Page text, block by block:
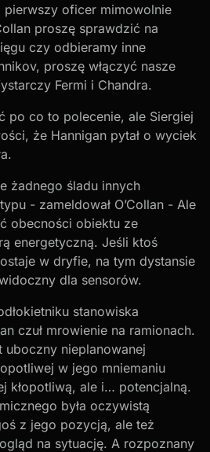
pierwszy oficer mimowolnie
proszę sprawdzić na
czy odbieramy inne
proszę włączyć nasze
Fermi i Chandra.
po co to polecenie, ale Siergiej
że Hannigan pytał o wyciek
żadnego śladu innych
- zameldował O’Collan - Ale
obecności obiektu ze
energetyczną. Jeśli ktoś
w dryfie, na tym dystansie
dla sensorów.
stanowiska
czuł mrowienie na ramionach.
uboczny nieplanowanej
w jego mniemaniu
kłopotliwą, ale i… potencjalną.
była oczywistą
z jego pozycją, ale też
na sytuację. A rozpoznany